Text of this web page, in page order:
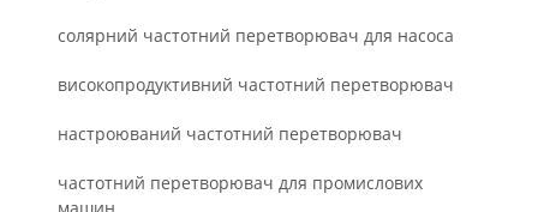
солярний частотний перетворювач для насоса
високопродуктивний частотний перетворювач
настроюваний частотний перетворювач
частотний перетворювач для промислових